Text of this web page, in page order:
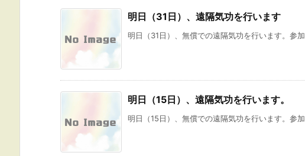
明日（31日）、遠隔気功を行います
明日（31日）、無償での遠隔気功を行います。参
明日（15日）、遠隔気功を行います。
明日（15日）、無償での遠隔気功を行います。参